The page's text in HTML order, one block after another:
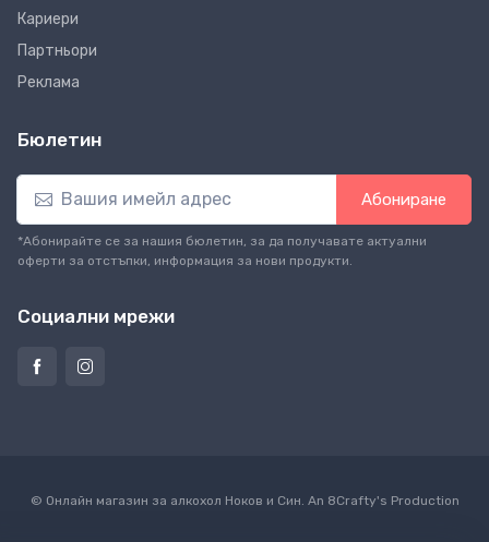
Кариери
Партньори
Реклама
Бюлетин
Абониране
*Абонирайте се за нашия бюлетин, за да получавате актуални
оферти за отстъпки, информация за нови продукти.
Социални мрежи
© Онлайн магазин за алкохол Ноков и Син. An 8Crafty's Production